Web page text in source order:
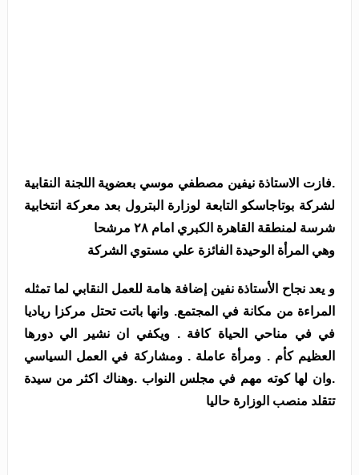
.فازت الاستاذة نيفين مصطفي موسي بعضوية اللجنة النقابية
لشركة بوتاجاسكو التابعة لوزارة البترول بعد معركة انتخابية
شرسة لمنطقة القاهرة الكبري امام ٢٨ مرشحا
وهي المرأة الوحيدة الفائزة علي مستوي الشركة
و يعد نجاح الأستاذة نفين إضافة هامة للعمل النقابي لما تمثله
المراءة من مكانة في المجتمع. وانها باتت تحتل مركزا رياديا
في في مناحي الحياة كافة . ويكفي ان نشير الي دورها
العظيم كأم . ومرأة عاملة . ومشاركة في العمل السياسي
.وان لها كوته مهم في مجلس النواب .وهناك اكثر من سيدة
تتقلد منصب الوزارة حاليا